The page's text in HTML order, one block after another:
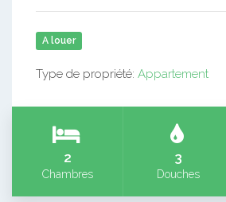
A louer
Type de propriété: Appartement
2
Chambres
3
Douches